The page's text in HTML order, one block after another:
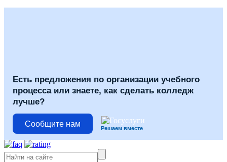
Есть предложения по организации учебного
процесса или знаете, как сделать колледж
лучше?
Сообщите нам Решаем вместе